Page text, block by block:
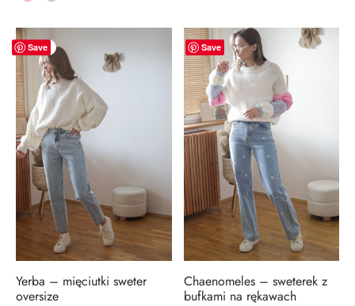
269,00zł.229,99zł.
Save
-13%
Yerba – mięciutki sweter
oversize
Save
-13%
Chaenomeles – sweterek z
bufkami na rękawach